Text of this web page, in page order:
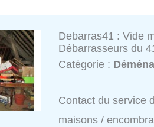
Debarras41 : Vide
Débarrasseurs du
Catégorie :
Contact du service
maisons /